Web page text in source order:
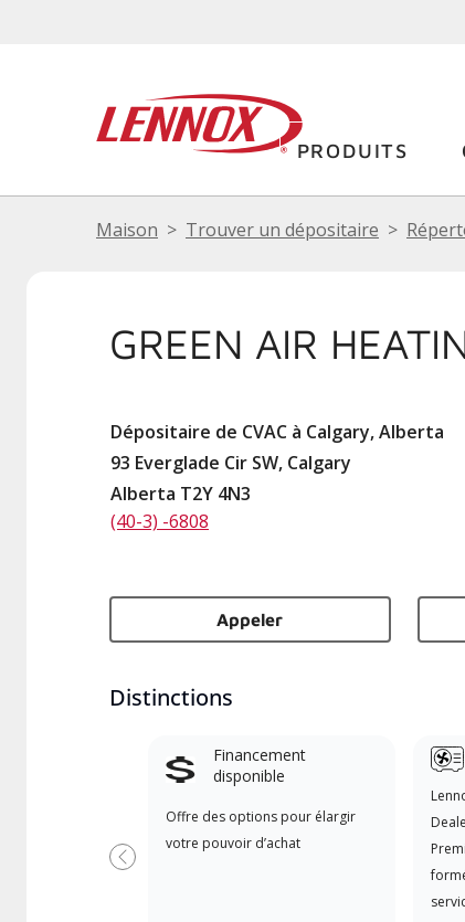
PRODUITS
Maison Trouver un dépositaire
GREEN AIR
Dépositaire de CVAC à Calgary, Alberta
93 Everglade Cir SW, Calgary
Alberta T2Y 4N3
(40-3) -6808
Appeler
Distinctions
Financement
disponible
Offre des options pour élargir
votre pouvoir d’achat
Précédent